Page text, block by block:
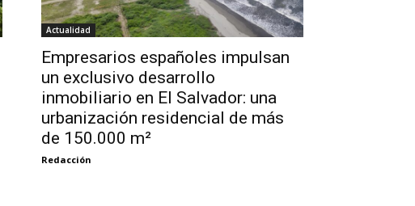
Actualidad
Empresarios españoles impulsan
un exclusivo desarrollo
inmobiliario en El Salvador: una
urbanización residencial de más
de 150.000 m²
Redacción